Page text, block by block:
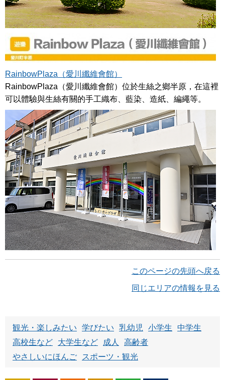
RainbowPlaza（愛川纖維會館）
RainbowPlaza（愛川纖維會館）位於生絲之鄉半原，在這裡
可以體驗與生絲有關的手工織布、藍染、造紙、編繩等。
このページの先頭へ戻る
同じエリアの情報を見る
観光・楽しみたい 学びたい 乳幼児 小学生
中学生
高校生など
大学生など 成人
高齢者
やさしいにほんご
スポーツ・観光